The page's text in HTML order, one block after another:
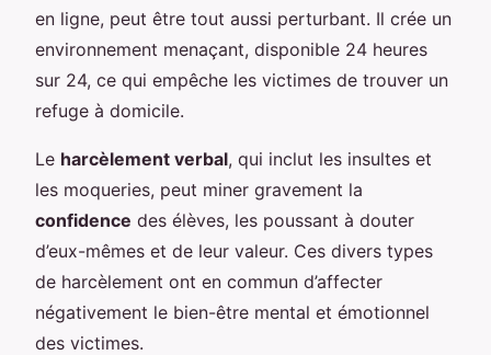
en ligne, peut être tout aussi perturbant. Il crée un
environnement menaçant, disponible 24 heures
sur 24, ce qui empêche les victimes de trouver un
refuge à domicile.
Le harcèlement verbal, qui inclut les insultes et
les moqueries, peut miner gravement la
confidence des élèves, les poussant à douter
d’eux-mêmes et de leur valeur. Ces divers types
de harcèlement ont en commun d’affecter
négativement le bien-être mental et émotionnel
des victimes.